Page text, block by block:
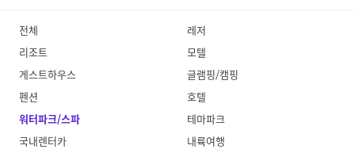
전체
레저
리조트
모텔
게스트하우스
글램핑/캠핑
펜션
호텔
워터파크/스파
테마파크
국내렌터카
내륙여행